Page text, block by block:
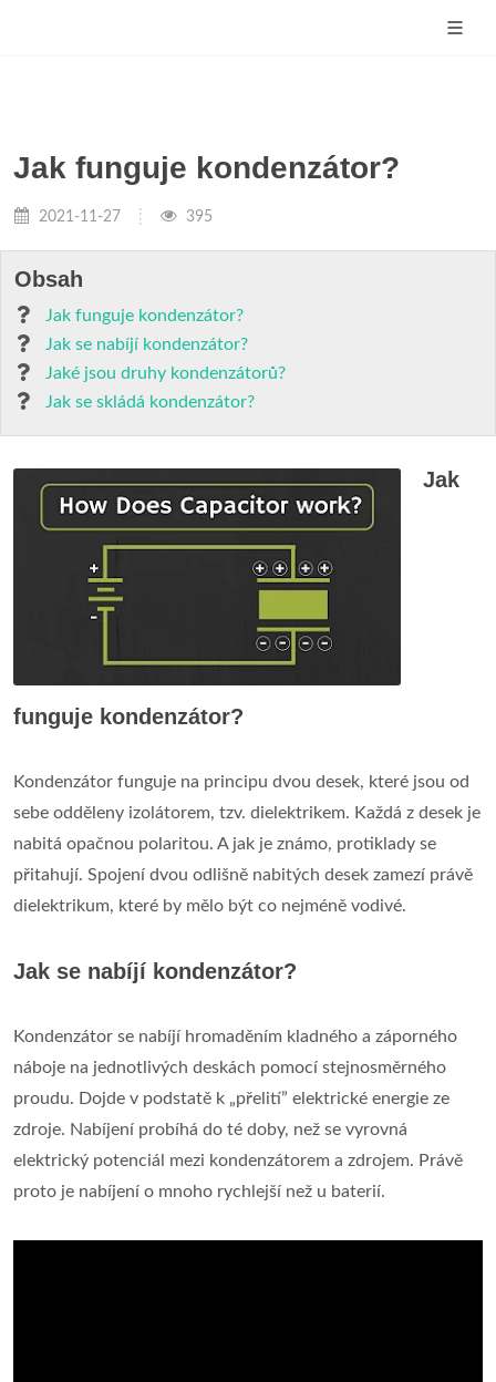
Jak funguje kondenzátor?
2021-11-27 395
Obsah
Jak funguje kondenzátor?
Jak se nabíjí kondenzátor?
Jaké jsou druhy kondenzátorů?
Jak se skládá kondenzátor?
Jak
funguje kondenzátor?
Kondenzátor funguje na principu dvou desek, které jsou od
sebe odděleny izolátorem, tzv. dielektrikem. Každá z desek je
nabitá opačnou polaritou. A jak je známo, protiklady se
přitahují. Spojení dvou odlišně nabitých desek zamezí právě
dielektrikum, které by mělo být co nejméně vodivé.
Jak se nabíjí kondenzátor?
Kondenzátor se nabíjí hromaděním kladného a záporného
náboje na jednotlivých deskách pomocí stejnosměrného
proudu. Dojde v podstatě k „přelití” elektrické energie ze
zdroje. Nabíjení probíhá do té doby, než se vyrovná
elektrický potenciál mezi kondenzátorem a zdrojem. Právě
proto je nabíjení o mnoho rychlejší než u baterií.